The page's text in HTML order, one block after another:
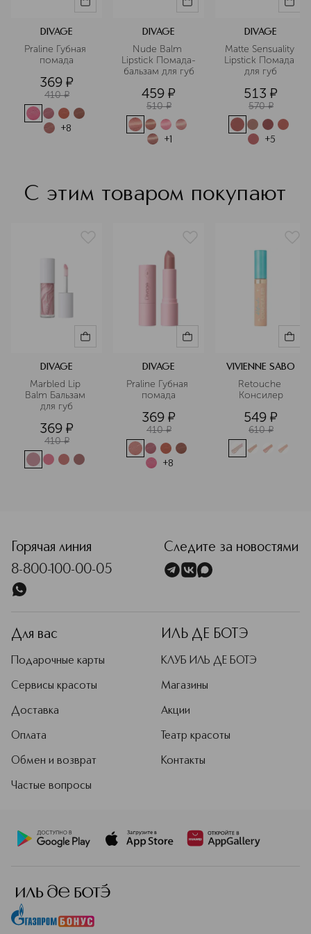
DIVAGE
Praline Губная
помада
369 ¤
410 ¤
+8
DIVAGE
Nude Balm
Lipstick Помада-
бальзам для губ
459 ¤
510 ¤
+1
DIVAGE
Matte Sensuality
Lipstick Помада
для губ
513 ¤
570 ¤
+5
С этим товаром покупают
DIVAGE
Marbled Lip
Balm Бальзам
для губ
369 ¤
410 ¤
DIVAGE
Praline Губная
помада
369 ¤
410 ¤
+8
VIVIENNE SABO
Retouche
Консилер
549 ¤
610 ¤
Горячая линия
8-800-100-00-05
Следите за новостями
Для вас
Подарочные карты
Сервисы красоты
Доставка
Оплата
Обмен и возврат
Частые вопросы
ИЛЬ ДЕ БОТЭ
КЛУБ ИЛЬ ДЕ БОТЭ
Магазины
Акции
Театр красоты
Контакты